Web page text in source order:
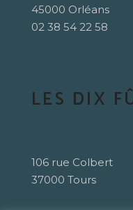
45000 Orléans
02 38 54 22 58
LES DIX
106 rue Colbert
37000 Tours